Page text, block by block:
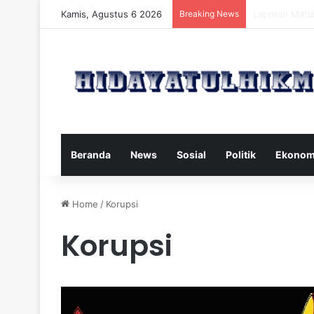
Kamis, Agustus 6 2026 Breaking News
Beranda News Sosial Politik
Home / Korupsi
Korupsi